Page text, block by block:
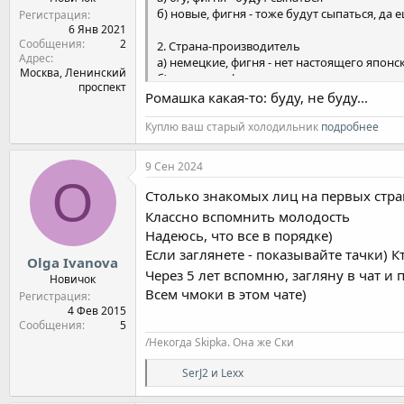
Регистрация
6 Янв 2021
Сообщения
2
Адрес
Москва, Ленинский
проспект
б) новые, фигня - тоже будут сыпаться, да
2. Страна-производитель
а) немецкие, фигня - нет настоящего
б) японские, фигня - нет настоящего
в) корейские, фигня - нет качества
г) французские, фигня - потому что фигня и
д) американские, фигня - потому что нет
е) китайские, фигня - ну, тут вообще все
ж) российские, фигня - ну не могут
3. Двигатель
а) Бензиновый, фигня - жрет много
б) Дизельный, фигня - ремонтировать
в) Гибрид, фигня - батареи бешеных денег
г) Газ, фигня - непременно взорвется и
4. Коробка передач
а) Ручка, фигня - ее надо все время
в) Автомат, фигня - переключает не то и
г) Вариатор, фигня - как в троллейбусе
5. Привод
Ромашка какая-то: буду, не буду...
Куплю ваш старый холодильник подробнее
O
Olga Ivanova
Новичок
Регистрация
4 Фев 2015
Сообщения
5
9 Сен 2024
Столько знакомых лиц на первых
Классно вспомнить молодость
Надеюсь, что все в порядке)
Если заглянете - показывайте тачки)
Через 5 лет вспомню, загляну в чат и
Всем чмоки в этом чате)
/Некогда Skipka. Она же Ски
Р
е
а
SerJ2 и Lexx